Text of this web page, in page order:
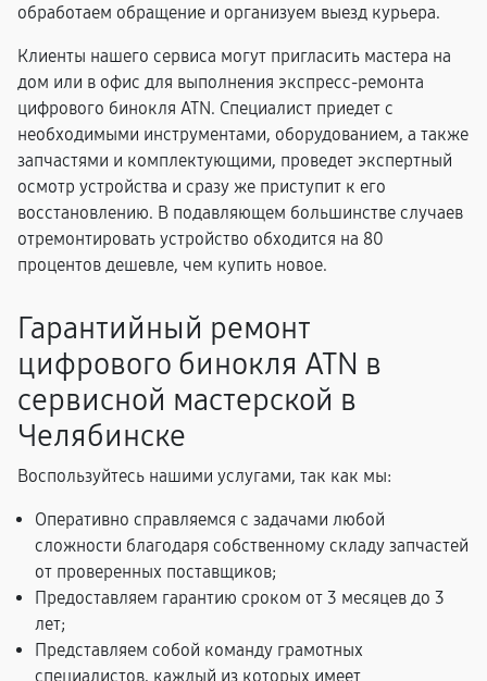
обработаем обращение и организуем выезд курьера.
Клиенты нашего сервиса могут пригласить мастера на
дом или в офис для выполнения экспресс-ремонта
цифрового бинокля ATN. Специалист приедет с
необходимыми инструментами, оборудованием, а также
запчастями и комплектующими, проведет экспертный
осмотр устройства и сразу же приступит к его
восстановлению. В подавляющем большинстве случаев
отремонтировать устройство обходится на 80
процентов дешевле, чем купить новое.
Гарантийный ремонт
цифрового бинокля ATN в
сервисной мастерской в
Челябинске
Воспользуйтесь нашими услугами, так как мы:
Оперативно справляемся с задачами любой
сложности благодаря собственному складу запчастей
от проверенных поставщиков;
Предоставляем гарантию сроком от 3 месяцев до 3
лет;
Представляем собой команду грамотных
специалистов, каждый из которых имеет